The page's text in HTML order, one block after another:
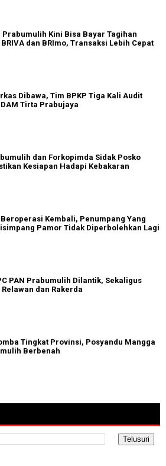
Prabumulih Kini Bisa Bayar Tagihan
dan BRImo, Transaksi Lebih Cepat
Dibawa, Tim BPKP Tiga Kali Audit
Tirta Prabujaya
dan Forkopimda Sidak Posko
Kesiapan Hadapi Kebakaran
Kembali, Penumpang Yang
Pamor Tidak Diperbolehkan Lagi
PAN Prabumulih Dilantik, Sekaligus
dan Rakerda
Tingkat Provinsi, Posyandu Mangga
Berbenah